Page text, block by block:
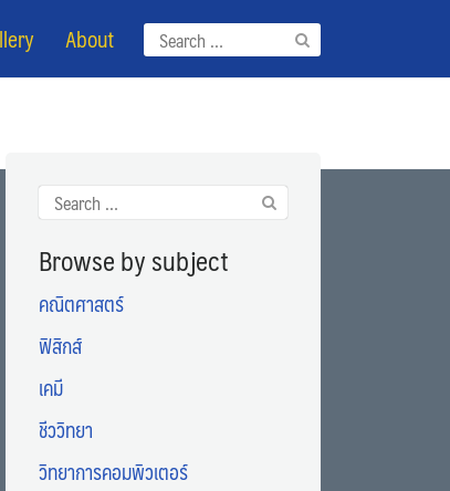
Search
for:
About
Search
for:
Browse by subject
คณิตศาสตร์
ฟิสิกส์
เคมี
ชีววิทยา
วิทยาการคอมพิวเตอร์